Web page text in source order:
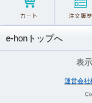
e-honトップへ
表示
運営会社